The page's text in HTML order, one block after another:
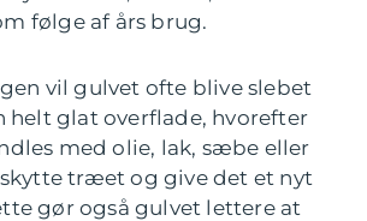
følge af års brug.
vil gulvet ofte blive slebet
helt glat overflade, hvorefter
med olie, lak, sæbe eller
træet og give det et nyt
gør også gulvet lettere at